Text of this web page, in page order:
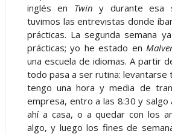
inglés en Twiny durante esa
tuvimos las entrevistas donde
prácticas. La segunda semana
prácticas; yo he estado en
una escuela de idiomas. A partir
todo pasa a ser rutina: levantarse
tengo una hora y media de
empresa, entro a las 8:30 y salgo
ahí a casa, o a quedar con los
algo, y luego los fines de